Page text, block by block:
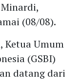
(08/08).
Ketua Umum
(GSBI)
datang dari